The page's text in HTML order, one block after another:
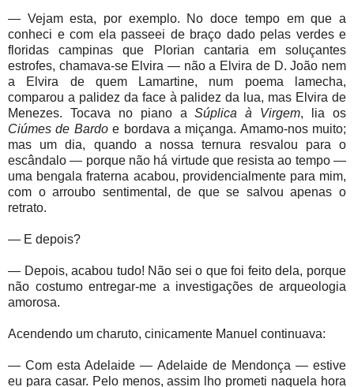
— Vejam esta, por exemplo. No doce tempo em que a
conheci e com ela passeei de braço dado pelas verdes e
floridas campinas que Plorian cantaria em soluçantes
estrofes, chamava-se Elvira — não a Elvira de D. João nem
a Elvira de quem Lamartine, num poema lamecha,
comparou a palidez da face à palidez da lua, mas Elvira de
Menezes. Tocava no piano aSúplica à Virgem, lia os
Ciúmes de Bardoe bordava a miçanga. Amamo-nos muito;
mas um dia, quando a nossa ternura resvalou para o
escândalo — porque não há virtude que resista ao tempo —
uma bengala fraterna acabou, providencialmente para mim,
com o arroubo sentimental, de que se salvou apenas o
retrato.
— E depois?
— Depois, acabou tudo! Não sei o que foi feito dela, porque
não costumo entregar-me a investigações de arqueologia
amorosa.
Acendendo um charuto, cinicamente Manuel continuava:
— Com esta Adelaide — Adelaide de Mendonça — estive
eu para casar. Pelo menos, assim lho prometi naquela hora